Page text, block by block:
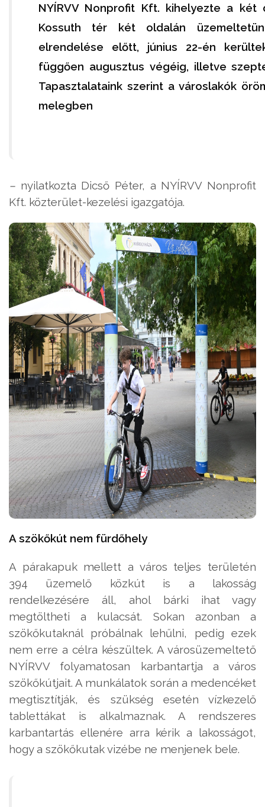
NYÍRVV Nonprofit Kft. kihelyezte a két
Kossuth tér két oldalán
elrendelése előtt, június 22-én
függően augusztus végéig, illetve
Tapasztalataink szerint a városlakók
melegben
– nyilatkozta Dicső Péter, a NYÍRVV Nonprofit
Kft. közterület-kezelési igazgatója.
A szökőkút nem fürdőhely
A párakapuk mellett a város teljes területén
394 üzemelő közkút is a lakosság
rendelkezésére áll, ahol bárki ihat vagy
megtöltheti a kulacsát. Sokan azonban a
szökőkutaknál próbálnak lehűlni, pedig ezek
nem erre a célra készültek. A városüzemeltető
NYÍRVV folyamatosan karbantartja a város
szökőkútjait. A munkálatok során a medencéket
megtisztítják, és szükség esetén vízkezelő
tablettákat is alkalmaznak. A rendszeres
karbantartás ellenére arra kérik a lakosságot,
hogy a szökőkutak vizébe ne menjenek bele.